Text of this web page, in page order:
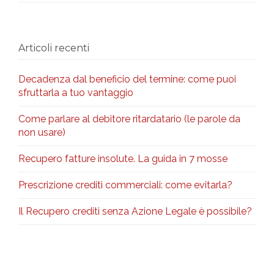
Articoli recenti
Decadenza dal beneficio del termine: come puoi
sfruttarla a tuo vantaggio
Come parlare al debitore ritardatario (le parole da
non usare)
Recupero fatture insolute. La guida in 7 mosse
Prescrizione crediti commerciali: come evitarla?
Il Recupero crediti senza Azione Legale è possibile?